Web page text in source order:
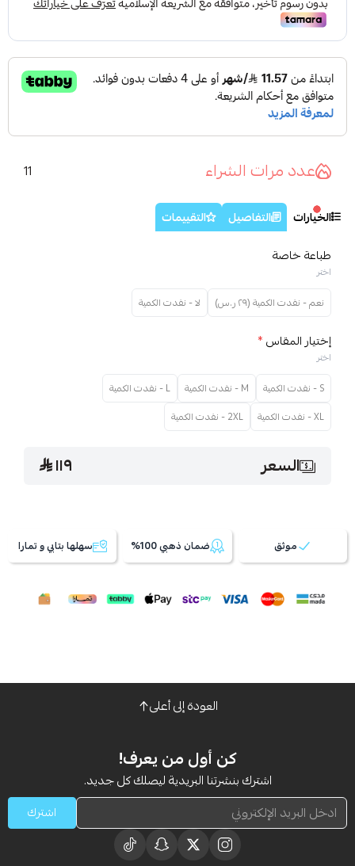
عدد مرات الشراء 11
الخيارات التفاصيل
التقييمات
طباعة خاصة
اختر
نعم - نفدت الكمية (٢٩ ر.س) لا - نفدت الكمية
إختيار المقاس*
اختر
S - نفدت الكمية M - نفدت الكمية
L - نفدت الكمية
XL - نفدت الكمية
2XL - نفدت الكمية
السعر ١١٩
موثق ضمان ذهبي 100% سهلها بتابي و تمارا
العودة إلى أعلى
كن أول من يعرف!
اشترك بنشرتنا البريدية ليصلك كل جديد.
اشترك